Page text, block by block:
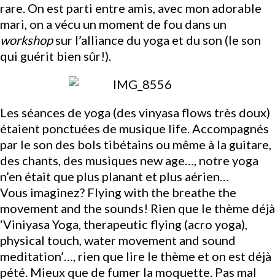
rare. On est parti entre amis, avec mon adorable
mari, on a vécu un moment de fou dans un
workshopsur l’alliance du yoga et du son (le son
qui guérit bien sûr!).
Les séances de yoga (des vinyasa flows très doux)
étaient ponctuées de musique life. Accompagnés
par le son des bols tibétains ou même à la guitare,
des chants, des musiques new age…, notre yoga
n’en était que plus planant et plus aérien…
Vous imaginez? Flying with the breathe the
movement and the sounds! Rien que le thème déjà
‘Viniyasa Yoga, therapeutic flying (acro yoga),
physical touch, water movement and sound
meditation’…, rien que lire le thème et on est déjà
pété. Mieux que de fumer la moquette. Pas mal